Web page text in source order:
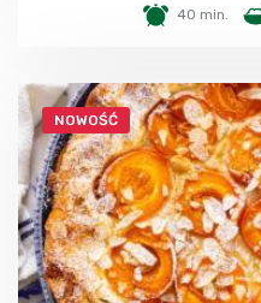
40 min.
NOWOŚĆ